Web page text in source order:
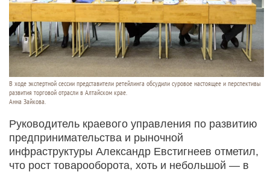
В ходе экспертной сессии представители ретейлинга обсудили суровое настоящее и перспективы
развития торговой отрасли в Алтайском крае.
Анна Зайкова.
Руководитель краевого управления по развитию
предпринимательства и рыночной
инфраструктуры Александр Евстигнеев отметил,
что рост товарооборота, хоть и небольшой — в